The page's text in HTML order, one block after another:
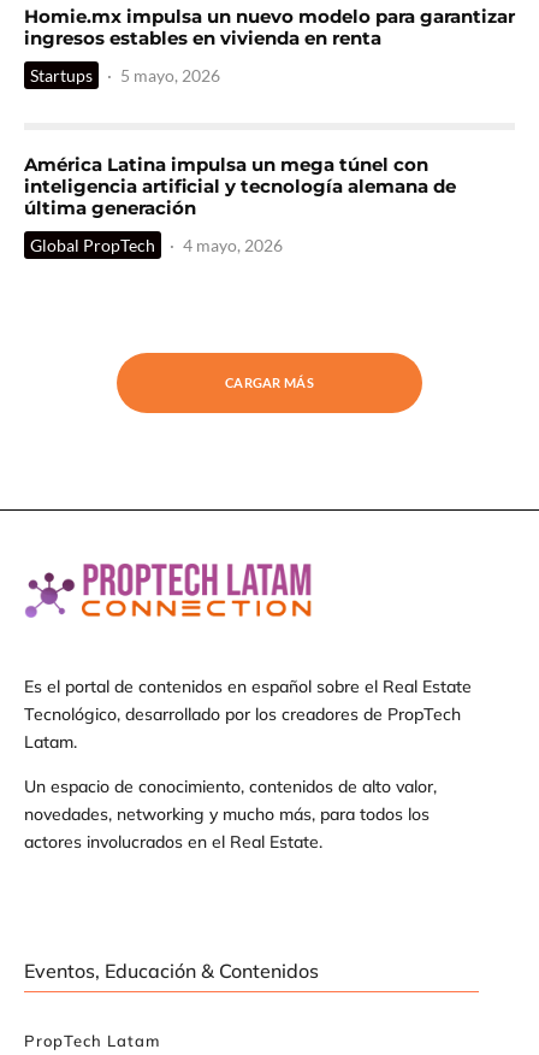
Homie.mx impulsa un nuevo modelo para garantizar
ingresos estables en vivienda en renta
Startups · 5 mayo, 2026
América Latina impulsa un mega túnel con
inteligencia artificial y tecnología alemana de
última generación
Global PropTech · 4 mayo, 2026
CARGAR MÁS
Es el portal de contenidos en español sobre el Real Estate
Tecnológico, desarrollado por los creadores de PropTech
Latam.
Un espacio de conocimiento, contenidos de alto valor,
novedades, networking y mucho más, para todos los
actores involucrados en el Real Estate.
Eventos, Educación & Contenidos
PropTech Latam